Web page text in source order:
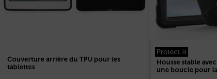
Couverture arrière du TPU pour les
tablettes
Protect.it
Housse stable
une boucle pour